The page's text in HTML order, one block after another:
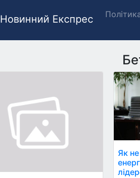
Новинний Експрес
Як